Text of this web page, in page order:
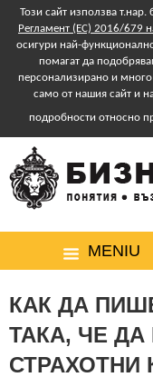
Този сайт използва т.нар.
Регламент (ЕС) 2016/679
осигури най-
помагат да
персонализирано и
само от нашия сайт и
подробности относно
MENIU
КАК ДА
ТАКА, ЧЕ
СТРАХОТНИ